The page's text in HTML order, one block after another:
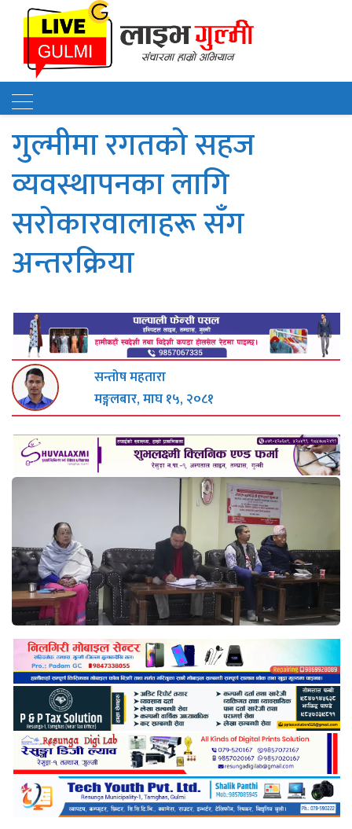
गुल्मीमा रगतको सहज
व्यवस्थापनका लागि
सरोकारवालाहरू सँग
अन्तरक्रिया
सन्तोष महतारा
मङ्गलबार, माघ १५, २०८१